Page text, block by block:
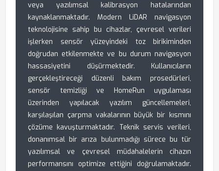
veya yazılımsal kalibrasyon hatalarından
kaynaklanmaktadır. Modern LiDAR navigasyon
teknolojisine sahip bu cihazlar, çevresel verileri
işlerken sensör yüzeyindeki toz birikiminden
doğrudan etkilenmekte ve bu durum navigasyon
hassasiyetini düşürmektedir. Kullanıcıların
gerçekleştireceği düzenli bakım prosedürleri,
sensör temizliği ve HomeRun uygulaması
üzerinden yapılacak yazılım güncellemeleri,
karşılaşılan çarpma vakalarının büyük bir kısmını
çözüme kavuşturmaktadır. Teknik servis verileri,
donanımsal bir arıza bulunmadığı sürece bu tür
yazılımsal ve çevresel müdahalelerin cihazın
performansını optimize ettiğini doğrulamaktadır.